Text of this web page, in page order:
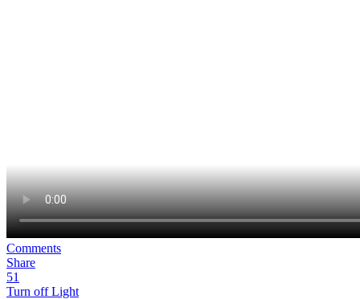
Comments
Share
51
Turn off Light